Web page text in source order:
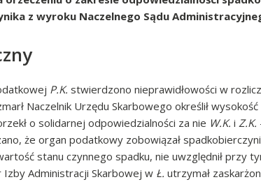
z wyroku Naczelnego Sądu
P.K. stwierdzono nieprawidłowości w
Naczelnik Urzędu Skarbowego określił
o solidarnej odpowiedzialności za nie W.K. i Z.K.
że organ podatkowy zobowiązał
stanu czynnego spadku, nie uwzględnił przy
Administracji Skarbowej w Ł. utrzymał